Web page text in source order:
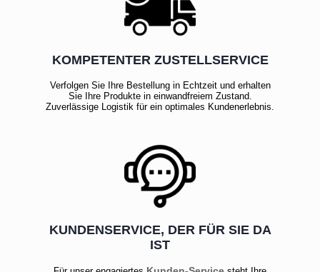
KOMPETENTER ZUSTELLSERVICE
Verfolgen Sie Ihre Bestellung in Echtzeit und erhalten
Sie Ihre Produkte in einwandfreiem Zustand.
Zuverlässige Logistik für ein optimales Kundenerlebnis.
KUNDENSERVICE, DER FÜR SIE DA
IST